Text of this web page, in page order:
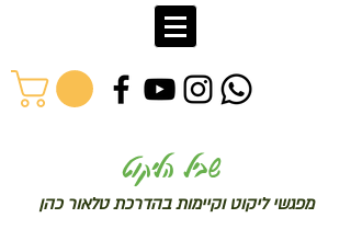
שביל הליקוט
מפגשי ליקוט וקיימות בהדרכת טלאור כהן